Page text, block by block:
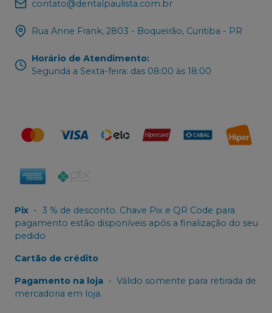
contato@dentalpaulista.com.br
Rua Anne Frank, 2803 - Boqueirão, Curitiba - PR
Horário de Atendimento:
Segunda a Sexta-feira: das 08:00 às 18:00
Pix - 3 % de desconto. Chave Pix e QR Code para
pagamento estão disponíveis após a finalização do seu
pedido
Cartão de crédito
Pagamento na loja - Válido somente para retirada de
mercadoria em loja.